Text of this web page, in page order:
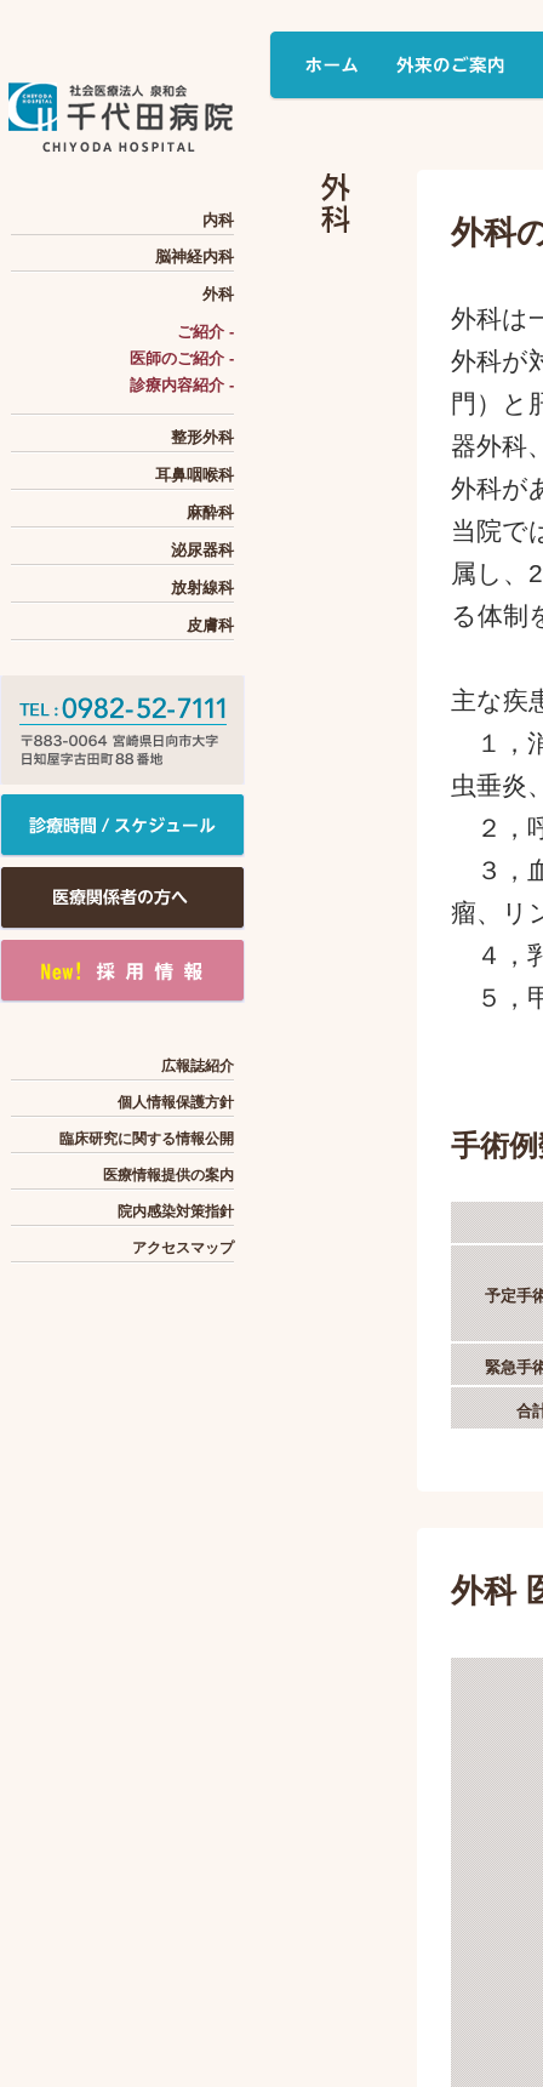
内科
脳神経内科
外科
ご紹介 -
医師のご紹介 -
診療内容紹介 -
整形外科
耳鼻咽喉科
麻酔科
泌尿器科
放射線科
皮膚科
広報誌紹介
個人情報保護方針
臨床研究に関する情報公開
医療情報提供の案内
院内感染対策指針
アクセスマップ
外科
外科は
外科が
門）と
器外科
外科が
当院で
属し、
る体制
主な疾
１，
虫垂炎
２，
３，
瘤、リ
４，
５，
手術
予定手
緊急手
合
外科